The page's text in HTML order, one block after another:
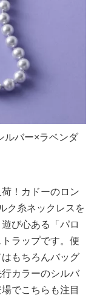
ルバー×ラベンダ
！カドーのロン
ク糸ネックレスを
び心ある「パロ
ラップです。便
もちろんバッグ
カラーのシルバ
でこちらも注目